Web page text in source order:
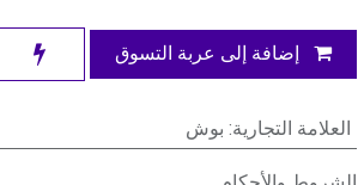
إضافة إلى عربة التسوق
العلامة التجارية: بوش